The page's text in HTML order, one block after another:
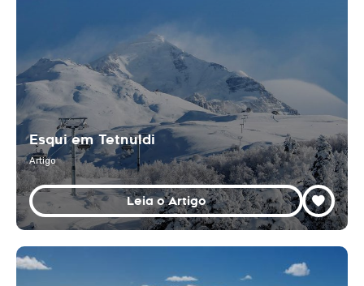
Esqui em Tetnuldi
Artigo
Leia o Artigo